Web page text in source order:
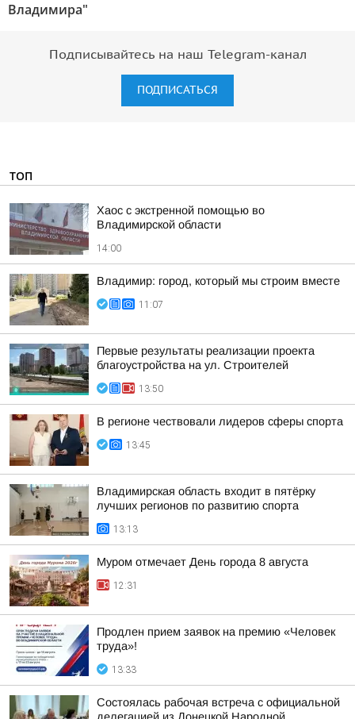
Владимира"
Подписывайтесь на наш Telegram-канал
ПОДПИСАТЬСЯ
ТОП
Хаос с экстренной помощью во
Владимирской области
14:00
Владимир: город, который мы строим вместе
11:07
Первые результаты реализации проекта
благоустройства на ул. Строителей
13:50
В регионе чествовали лидеров сферы спорта
13:45
Владимирская область входит в пятёрку
лучших регионов по развитию спорта
13:13
Муром отмечает День города 8 августа
12:31
Продлен прием заявок на премию «Человек
труда»!
13:33
Состоялась рабочая встреча с официальной